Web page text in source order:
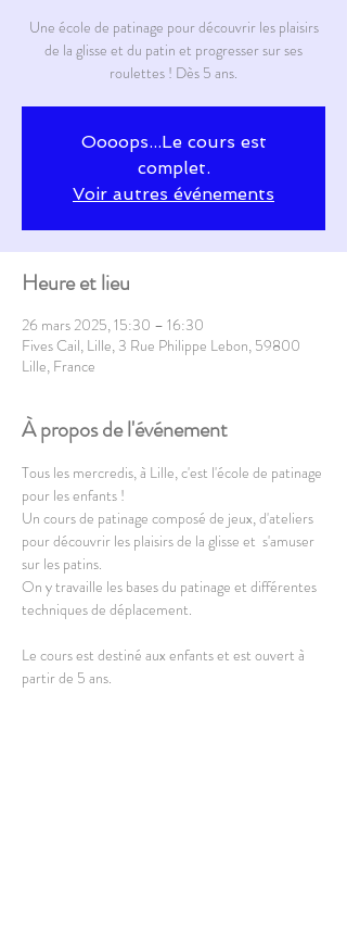
Une école de patinage pour découvrir les plaisirs
de la glisse et du patin et progresser sur ses
roulettes ! Dès 5 ans.
Oooops...Le cours est
complet.
Voir autres événements
Heure et lieu
26 mars 2025, 15:30 – 16:30
Fives Cail, Lille, 3 Rue Philippe Lebon, 59800
Lille, France
À propos de l'événement
Tous les mercredis, à Lille, c'est l'école de patinage
pour les enfants !
Un cours de patinage composé de jeux, d'ateliers
pour découvrir les plaisirs de la glisse et  s'amuser
sur les patins.
On y travaille les bases du patinage et différentes
techniques de déplacement.
Le cours est destiné aux enfants et est ouvert à
partir de 5 ans.